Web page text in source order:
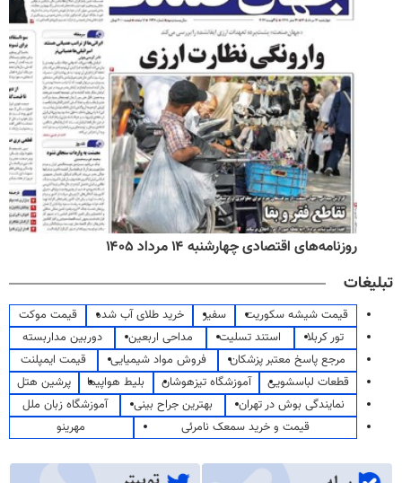
روزنامه‌های اقتصادی چهارشنبه ۱۴ مرداد ۱۴۰۵
تبلیغات
قیمت شیشه سکوریت سفیر خرید طلای آب شده
قیمت موکت
تور کربلا
استند تسلیت مداحی اربعین
دوربین مداربسته
مرجع پاسخ معتبر پزشکان
فروش مواد شیمیایی
قیمت ایمپلنت
قطعات لباسشویی
آموزشگاه تیزهوشان بلیط هواپیما
پرشین هتل
نمایندگی بوش در تهران
بهترین جراح بینی
آموزشگاه زبان ملل
قیمت و خرید سمعک نامرئی
مهرینو